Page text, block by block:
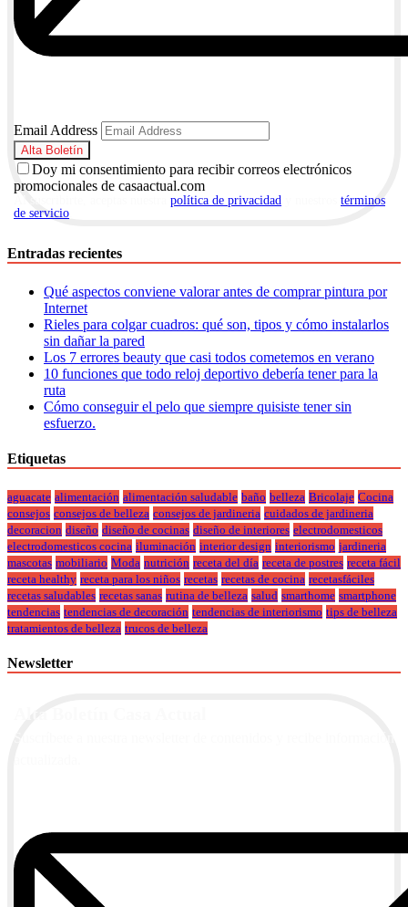
Email Address
Doy mi consentimiento para recibir correos electrónicos
promocionales de casaactual.com
política de privacidad
términos
de servicio
Entradas recientes
Qué aspectos conviene valorar antes de comprar pintura por
Internet
Rieles para colgar cuadros: qué son, tipos y cómo instalarlos
sin dañar la pared
Los 7 errores beauty que casi todos cometemos en verano
10 funciones que todo reloj deportivo debería tener para la
ruta
Cómo conseguir el pelo que siempre quisiste tener sin
esfuerzo.
Etiquetas
aguacate alimentación alimentación saludable baño belleza Bricolaje Cocina
consejos consejos de belleza consejos de jardineria cuidados de jardineria
decoracion diseño diseño de cocinas diseño de interiores electrodomesticos
electrodomesticos cocina iluminación interior design interiorismo jardineria
mascotas mobiliario Moda nutrición receta del día receta de postres receta fácil
receta healthy receta para los niños recetas recetas de cocina recetasfáciles
recetas saludables recetas sanas rutina de belleza salud smarthome smartphone
tendencias tendencias de decoración tendencias de interiorismo tips de belleza
tratamientos de belleza trucos de belleza
Newsletter